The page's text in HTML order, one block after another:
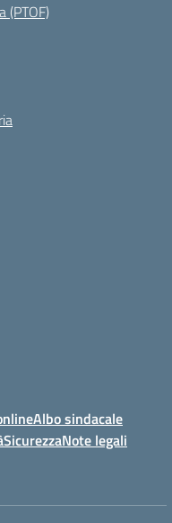
(PTOF)
Albo sindacale
SicurezzaNote legali